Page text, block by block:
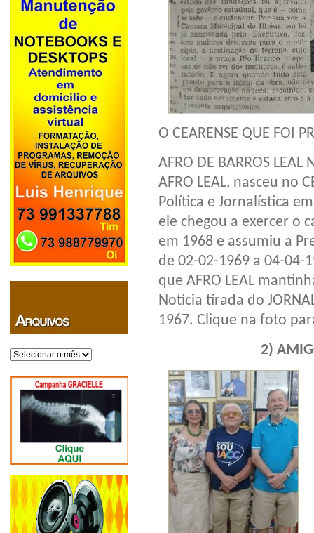
Arquivos
O CEARENSE QUE FOI
AFRO DE BARROS
AFRO LEAL, nasceu no
Política e Jornalística
ele chegou a exercer o
em 1968 e assumiu a
de 02-02-1969 a 04-04-
que AFRO LEAL
Notícia tirada do
1967. Clique na foto
2)